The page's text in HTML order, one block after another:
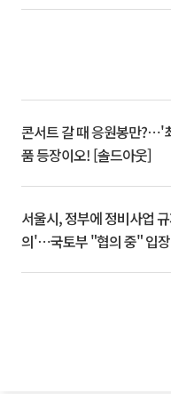
콘서트 갈 때 응원봉만?⋯'
품 등장이오! [솔드아웃]
서울시, 정부에 정비사업
의'⋯국토부 "협의 중" 입